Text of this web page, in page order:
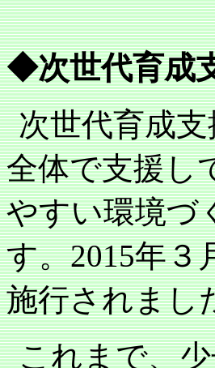
◆次世代育成
次世代育成
全体で支援し
やすい環境づ
す。2015年３
施行されまし
これまで、